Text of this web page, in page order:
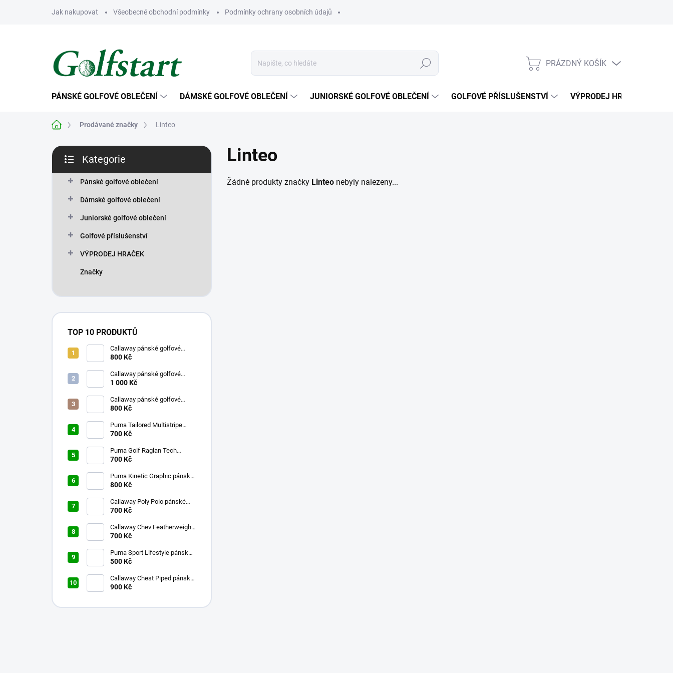
Jak nakupovat Všeobecné obchodní podmínky Podmínky ochrany osobních údajů
Hledat
NÁKUPNÍ
PRÁZDNÝ KOŠÍK
PÁNSKÉ GOLFOVÉ OBLEČENÍ DÁMSKÉ GOLFOVÉ OBLEČENÍ JUNIORSKÉ GOLFOVÉ OBLEČENÍ GOLFOVÉ PŘÍSLUŠENSTVÍ VÝPRODEJ HRAČEK
Domů Prodávané značky Linteo
P
s
l
kategorie
Kategorie
Pánské golfové oblečení
Dámské golfové oblečení
Juniorské golfové oblečení
Golfové příslušenství
VÝPRODEJ HRAČEK
Značky
TOP 10 PRODUKTŮ
Callaway pánské golfové
kraťasy bílé s kostkami 32
800 Kč
Callaway pánské golfové
tričko aguarius L
1 000 Kč
Callaway pánské golfové
kraťasy s kostkami tmavě
800 Kč
Puma Tailored Multistripe
pánské golfové tričko tmavě
700 Kč
Puma Golf Raglan Tech
pánské golfové tričko bílé L
700 Kč
Puma Kinetic Graphic pánské
golfové tričko fialové M
800 Kč
Callaway Poly Polo pánské
700 Kč
Callaway Chev Featherweight
pánské kalhoty bílé
700 Kč
Puma Sport Lifestyle pánské
golfové tričko fialové S
500 Kč
Callaway Chest Piped pánské
golfové tričko červené XXL
900 Kč
Linteo
Žádné produkty značky Linteo nebyly nalezeny...